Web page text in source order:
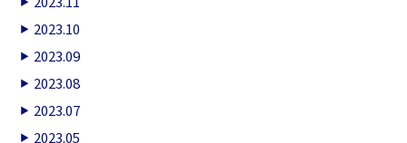
2023.10
2023.09
2023.08
2023.07
2023.05